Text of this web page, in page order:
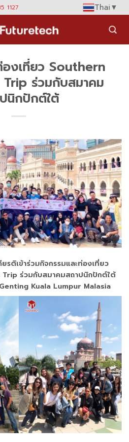
1127 Thai▼
องเที่ยว Southern
ร่วมกับสมาคม
นิกปักต์ใต้
รติเข้าร่วมกิจกรรมและท่องเที่ยว
ร่วมกับสมาคมสถาปนิกปักต์ใต้
Kuala Lumpur Malasia